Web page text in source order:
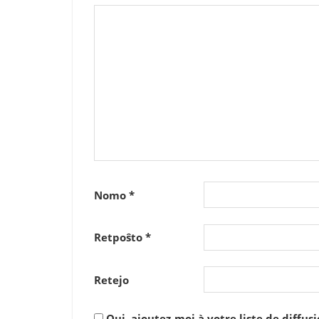
Nomo *
Retpoŝto *
Retejo